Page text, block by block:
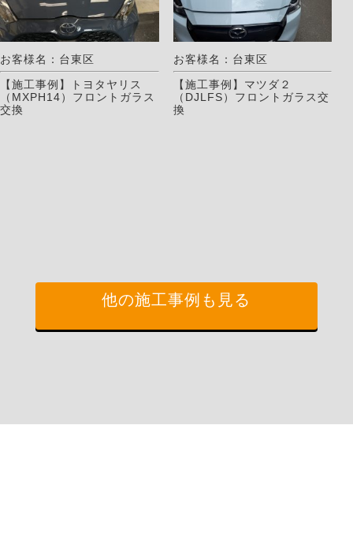
お客様名：台東区
【施工事例】トヨタヤリス
（MXPH14）フロントガラス
交換
お客様名：台東区
【施工事例】マツダ２
（DJLFS）フロントガラス交
換
他の施工事例も見る